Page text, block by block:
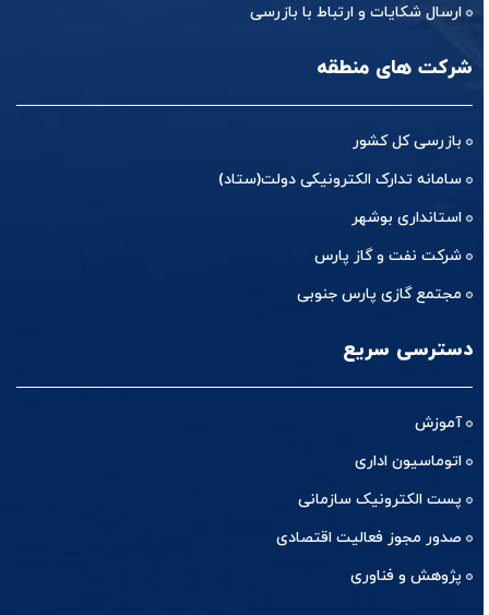
ارسال شکایات و ارتباط با بازرسی
شرکت های منطقه
بازرسی کل کشور
سامانه تدارک الکترونیکی دولت(ستاد)
استانداری بوشهر
شرکت نفت و گاز پارس
مجتمع گازی پارس جنوبی
دسترسی سریع
آموزش
اتوماسیون اداری
پست الکترونیک سازمانی
صدور مجوز فعالیت اقتصادی
پژوهش و فناوری